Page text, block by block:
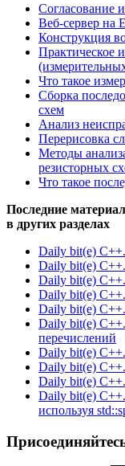
Согласование
Веб-сервер на
Конструкция
Практическое
Что такое
Сборка
схем
Анализ
Перерисовка
Методы
резисторных
Что такое
Последние
в других разделах
Daily bit(e)
Daily bit(e)
Daily bit(e)
Daily bit(e)
Daily bit(e)
Daily bit(e)
перечислений
Daily bit(e)
Daily bit(e)
Daily bit(e)
Daily bit(e)
используя